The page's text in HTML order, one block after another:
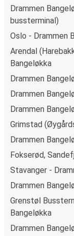
Drammen
bussterminal)
Oslo - Drammen
Arendal
Bangeløkka
Drammen
Drammen
Drammen
Grimstad
Drammen
Fokserød,
Stavanger -
Drammen
Grenstøl
Bangeløkka
Drammen